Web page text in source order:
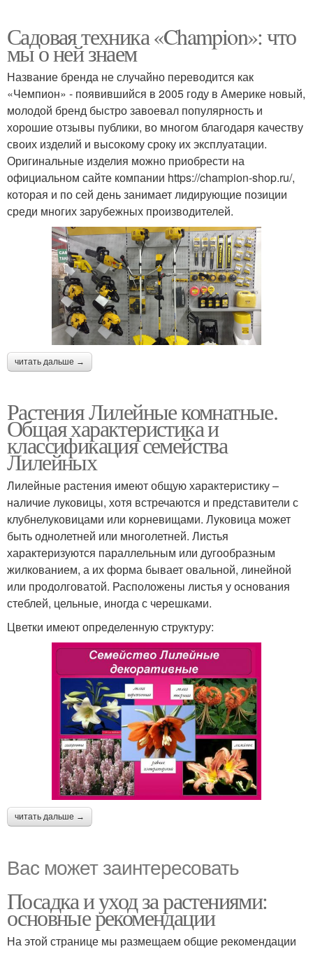
Садовая техника «Champion»: что
мы о ней знаем
Название бренда не случайно переводится как
«Чемпион» - появившийся в 2005 году в Америке новый,
молодой бренд быстро завоевал популярность и
хорошие отзывы публики, во многом благодаря качеству
своих изделий и высокому сроку их эксплуатации.
Оригинальные изделия можно приобрести на
официальном сайте компании https://champion-shop.ru/,
которая и по сей день занимает лидирующие позиции
среди многих зарубежных производителей.
читать дальше →
Растения Лилейные комнатные.
Общая характеристика и
классификация семейства
Лилейных
Лилейные растения имеют общую характеристику –
наличие луковицы, хотя встречаются и представители с
клубнелуковицами или корневищами. Луковица может
быть однолетней или многолетней. Листья
характеризуются параллельным или дугообразным
жилкованием, а их форма бывает овальной, линейной
или продолговатой. Расположены листья у основания
стеблей, цельные, иногда с черешками.
Цветки имеют определенную структуру:
читать дальше →
Вас может заинтересовать
Посадка и уход за растениями:
основные рекомендации
На этой странице мы размещаем общие рекомендации